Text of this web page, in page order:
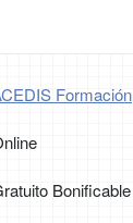
Formación
Bonificable